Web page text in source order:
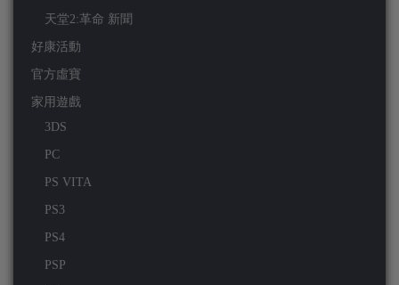
天堂2:革命 新聞
好康活動
官方虛寶
家用遊戲
3DS
PC
PS VITA
PS3
PS4
PSP